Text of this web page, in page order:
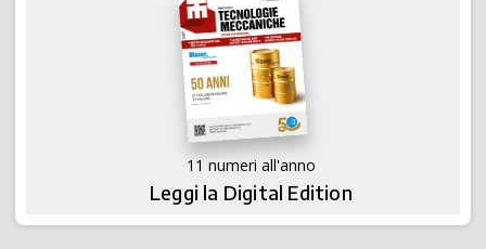
11 numeri all'anno
Leggi la Digital Edition